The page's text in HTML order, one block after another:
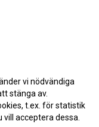
vi nödvändiga
stänga av.
t.ex. för statistik
acceptera dessa.